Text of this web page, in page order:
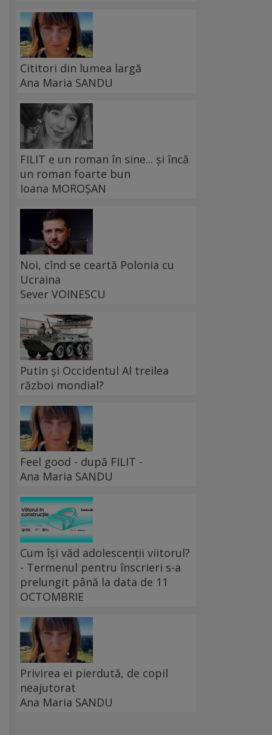
Cititori din lumea largă
Ana Maria SANDU
FILIT e un roman în sine... și încă
un roman foarte bun
Ioana MOROȘAN
Noi, cînd se ceartă Polonia cu
Ucraina
Sever VOINESCU
Putin și Occidentul Al treilea
război mondial?
Feel good - după FILIT -
Ana Maria SANDU
Cum își văd adolescenții viitorul?
- Termenul pentru înscrieri s-a
prelungit până la data de 11
OCTOMBRIE
Privirea ei pierdută, de copil
neajutorat
Ana Maria SANDU